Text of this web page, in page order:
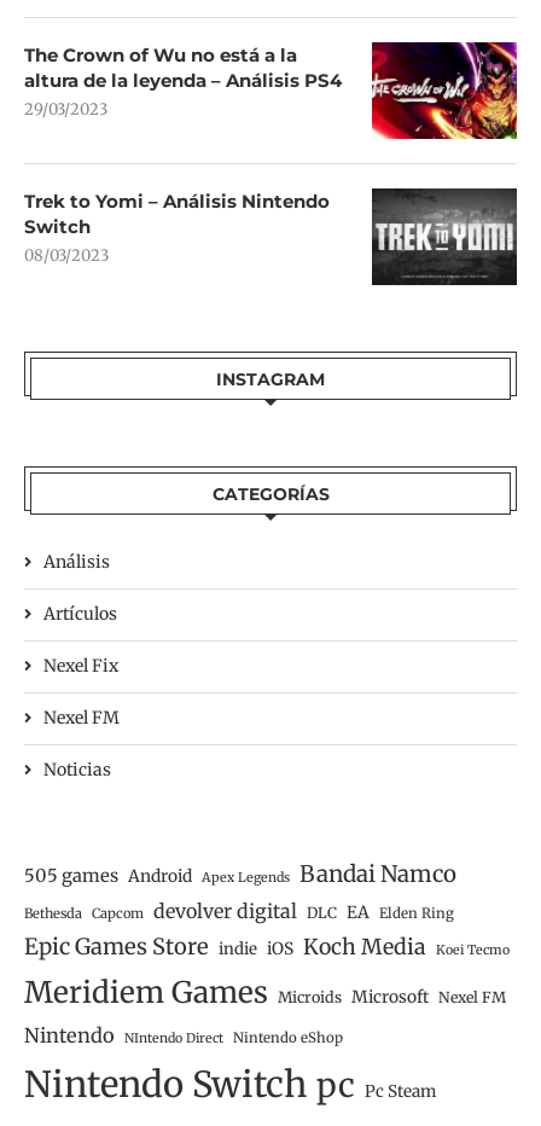
The Crown of Wu no está a la
altura de la leyenda – Análisis PS4
29/03/2023
Trek to Yomi – Análisis Nintendo
Switch
08/03/2023
INSTAGRAM
CATEGORÍAS
Análisis
Artículos
Nexel Fix
Nexel FM
Noticias
505 games Android Apex Legends Bandai Namco
Bethesda Capcom devolver digital DLC EA Elden Ring
Epic Games Store indie iOS Koch Media Koei Tecmo
Meridiem Games Microids Microsoft Nexel FM
Nintendo NIntendo Direct Nintendo eShop
Nintendo Switch pc Pc Steam